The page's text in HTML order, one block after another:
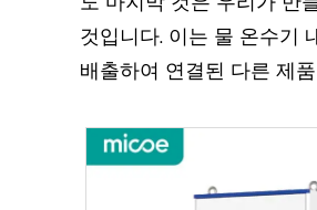
것입니다. 이는 물 온수기
배출하여 연결된 다른 제